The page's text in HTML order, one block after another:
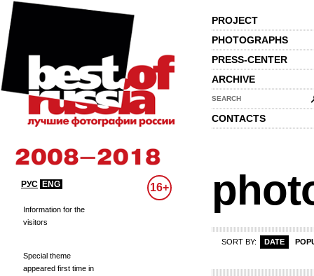
PROJECT
PHOTOGRAPHS
PRESS-CENTER
ARCHIVE
SEARCH
CONTACTS
РУС ENG 16+
Information for the
visitors
Special theme
appeared first time in
SORT BY: DATE